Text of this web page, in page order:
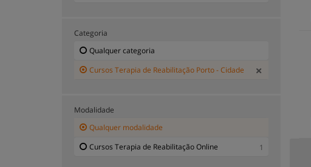
Categoria
Qualquer categoria
Cursos Terapia de Reabilitação Porto - Cidade
Modalidade
Qualquer modalidade
Cursos Terapia de Reabilitação Online
1